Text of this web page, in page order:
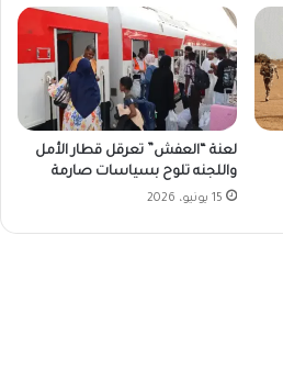
لعنة “العفش” تعرقل قطار الأمل
واللجنه تلوح بسياسات صارمة
15 يونيو، 2026